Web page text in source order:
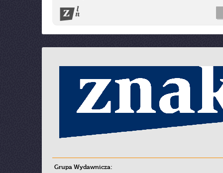
Grupa Wydawnicza: